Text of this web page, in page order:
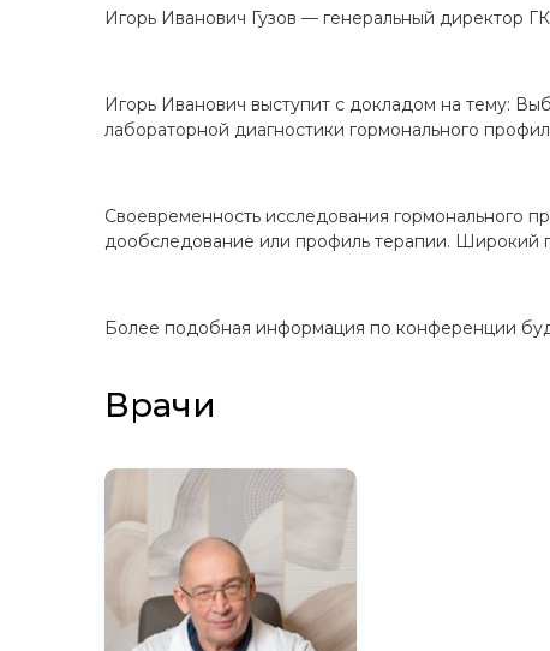
Игорь Иванович Гузов — генеральный директор
Игорь Иванович выступит с докладом на тему:
лабораторной диагностики гормонального
Своевременность исследования гормонального
дообследование или профиль терапии. Широкий
Более подобная информация по конференции
Врачи